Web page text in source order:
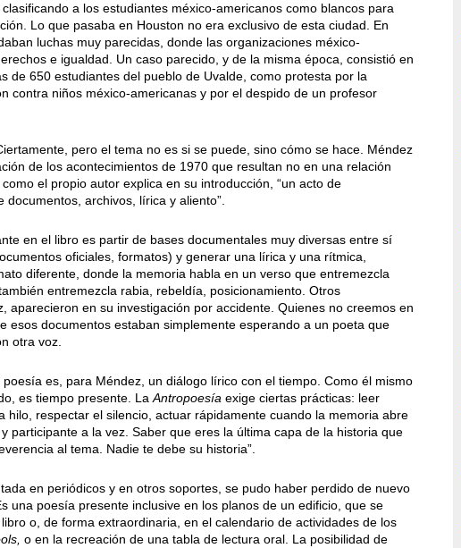
a los estudiantes méxico-americanos como blancos para
Lo que pasaba en Houston no era exclusivo de esta ciudad. En
luchas muy parecidas, donde las organizaciones méxico-
e igualdad. Un caso parecido, y de la misma época, consistió en
de 650 estudiantes del pueblo de Uvalde, como protesta por la
contra niños méxico-americanas y por el despido de un profesor
pero el tema no es si se puede, sino cómo se hace. Méndez
de los acontecimientos de 1970 que resultan no en una relación
el propio autor explica en su introducción, “un acto de
documentos, archivos, lírica y aliento”.
en el libro es partir de bases documentales muy diversas entre sí
oficiales, formatos) y generar una lírica y una rítmica,
diferente, donde la memoria habla en un verso que entremezcla
entremezcla rabia, rebeldía, posicionamiento. Otros
aparecieron en su investigación por accidente. Quienes no creemos en
esos documentos estaban simplemente esperando a un poeta que
otra voz.
es, para Méndez, un diálogo lírico con el tiempo. Como él mismo
es tiempo presente. La Antropoesía exige ciertas prácticas: leer
hilo, respectar el silencio, actuar rápidamente cuando la memoria abre
participante a la vez. Saber que eres la última capa de la historia que
al tema. Nadie te debe su historia”.
en periódicos y en otros soportes, se pudo haber perdido de nuevo
una poesía presente inclusive en los planos de un edificio, que se
o, de forma extraordinaria, en el calendario de actividades de los
o en la recreación de una tabla de lectura oral. La posibilidad de